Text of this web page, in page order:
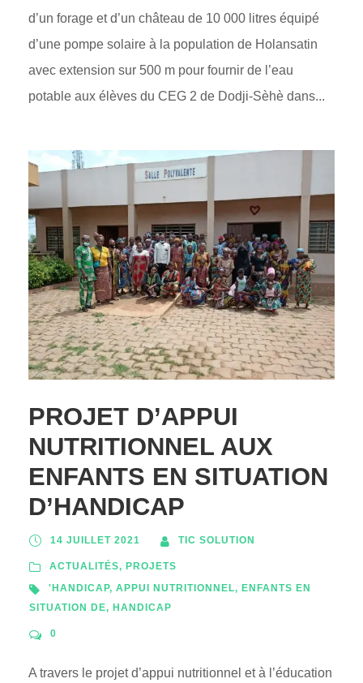
d’un forage et d’un château de 10 000 litres équipé
d’une pompe solaire à la population de Holansatin
avec extension sur 500 m pour fournir de l’eau
potable aux élèves du CEG 2 de Dodji-Sèhè dans...
PROJET D’APPUI
NUTRITIONNEL AUX
ENFANTS EN SITUATION
D’HANDICAP
14 JUILLET 2021 TIC SOLUTION
ACTUALITÉS, PROJETS
'HANDICAP, APPUI NUTRITIONNEL, ENFANTS EN
SITUATION DE, HANDICAP
0
A travers le projet d’appui nutritionnel et à l’éducation